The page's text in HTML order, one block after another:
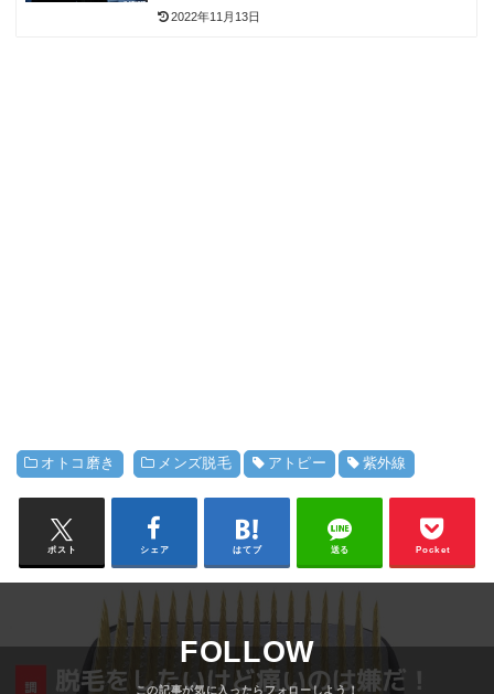
2022年11月13日
オトコ磨き メンズ脱毛 アトピー 紫外線
ポスト シェア はてブ 送る Pocket
FOLLOW